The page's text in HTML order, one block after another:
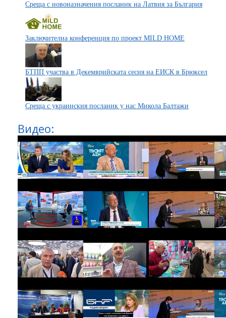
Среща с новоназначения посланик на Латвия за България
Заключителна конференция по проект MILD HOME
БТПП участва в Декемврийската сесия на ЕИСК в Брюксел
Среща с украинския посланик у нас Микола Балтажи
Видео: